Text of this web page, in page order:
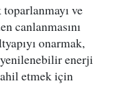
ve
canlanmasını
onarmak,
enerji
etmek için